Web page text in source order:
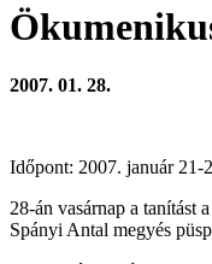
2007. 01. 28.
Időpont: 2007. január 21-
28-án vasárnap a tanítást
Spányi Antal megyés